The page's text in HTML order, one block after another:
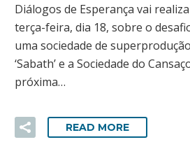
Diálogos de Esperança vai
terça-feira, dia 18, sobre o
uma sociedade de
‘Sabath’ e a Sociedade do
próxima…
READ MORE